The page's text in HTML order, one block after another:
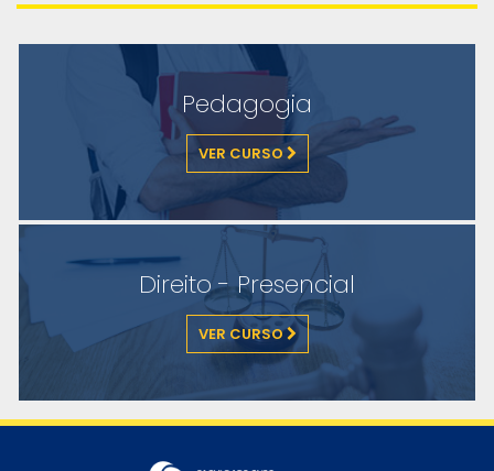
Pedagogia
VER CURSO
Direito - Presencial
VER CURSO